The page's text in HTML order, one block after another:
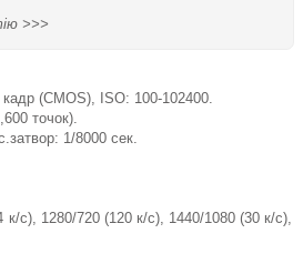
>>>
(CMOS), ISO: 100-102400.
точок).
1/8000 сек.
с), 1280/720 (120 к/с), 1440/1080 (30 к/с),